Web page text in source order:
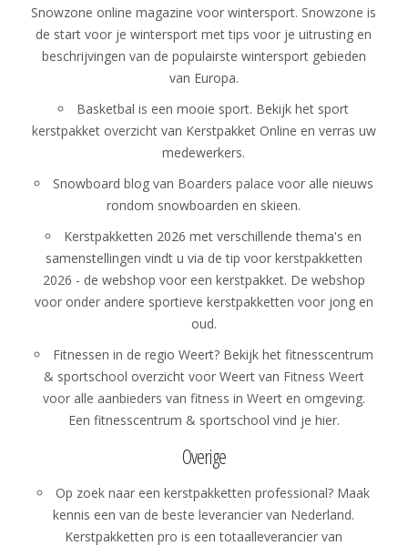
Snowzone online magazine voor wintersport. Snowzone is
de start voor je wintersport met tips voor je uitrusting en
beschrijvingen van de populairste wintersport gebieden
van Europa.
Basketbal is een mooie sport. Bekijk het sport
kerstpakket overzichtvan Kerstpakket Online en verras uw
medewerkers.
Snowboard blog van Boarders palace voor alle nieuws
rondom snowboarden en skieen.
Kerstpakketten 2026 met verschillende thema's en
samenstellingen vindt u via de tip voor kerstpakketten
2026 - de webshop voor een kerstpakket. De webshop
voor onder andere sportieve kerstpakketten voor jong en
oud.
Fitnessen in de regio Weert? Bekijk het fitnesscentrum
& sportschool overzicht voor Weert van Fitness Weert
voor alle aanbieders van fitness in Weert en omgeving.
Een fitnesscentrum & sportschool vind je hier.
Overige
Op zoek naar een kerstpakketten professional? Maak
kennis een van de beste leverancier van Nederland.
Kerstpakketten pro is een totaalleverancier van